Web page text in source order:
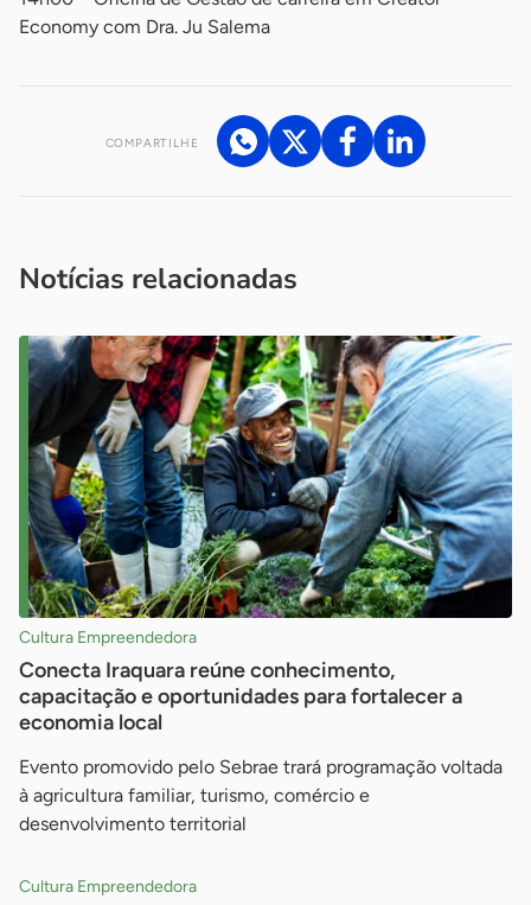
Economy com Dra. Ju Salema
COMPARTILHE
Notícias relacionadas
Cultura Empreendedora
Conecta Iraquara reúne conhecimento,
capacitação e oportunidades para fortalecer a
economia local
Evento promovido pelo Sebrae trará programação voltada
à agricultura familiar, turismo, comércio e
desenvolvimento territorial
Cultura Empreendedora